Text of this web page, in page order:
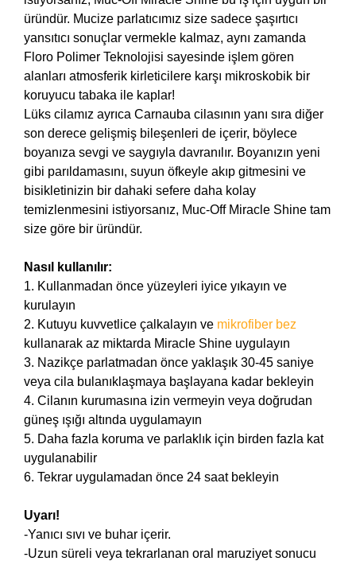
üründür. Mucize parlatıcımız size sadece şaşırtıcı
yansıtıcı sonuçlar vermekle kalmaz, aynı zamanda
Floro Polimer Teknolojisi sayesinde işlem gören
alanları atmosferik kirleticilere karşı mikroskobik bir
koruyucu tabaka ile kaplar!
Lüks cilamız ayrıca Carnauba cilasının yanı sıra diğer
son derece gelişmiş bileşenleri de içerir, böylece
boyanıza sevgi ve saygıyla davranılır. Boyanızın yeni
gibi parıldamasını, suyun öfkeyle akıp gitmesini ve
bisikletinizin bir dahaki sefere daha kolay
temizlenmesini istiyorsanız, Muc-Off Miracle Shine tam
size göre bir üründür.
Nasıl kullanılır:
1. Kullanmadan önce yüzeyleri iyice yıkayın ve
kurulayın
2. Kutuyu kuvvetlice çalkalayın ve mikrofiber bez
kullanarak az miktarda Miracle Shine uygulayın
3. Nazikçe parlatmadan önce yaklaşık 30-45 saniye
veya cila bulanıklaşmaya başlayana kadar bekleyin
4. Cilanın kurumasına izin vermeyin veya doğrudan
güneş ışığı altında uygulamayın
5. Daha fazla koruma ve parlaklık için birden fazla kat
uygulanabilir
6. Tekrar uygulamadan önce 24 saat bekleyin
Uyarı!
-Yanıcı sıvı ve buhar içerir.
-Uzun süreli veya tekrarlanan oral maruziyet sonucu